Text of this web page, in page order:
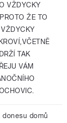
VŽDYCKY
ŽE TO
TAK
VÁM
domů